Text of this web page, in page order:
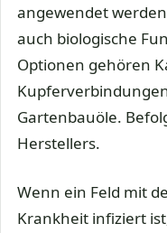
angewendet
auch biologische
Optionen gehören
Gartenbauöle.
Herstellers.
Wenn ein Feld mit
Krankheit infiziert